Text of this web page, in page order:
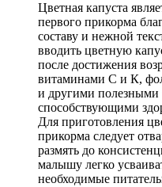
Цветная капуста
первого прикорма
составу и нежной
вводить цветную
после достижения
витаминами С и К,
и другими полезными
способствующими
Для приготовления
прикорма следует
размять до
малышу легко
необходимые